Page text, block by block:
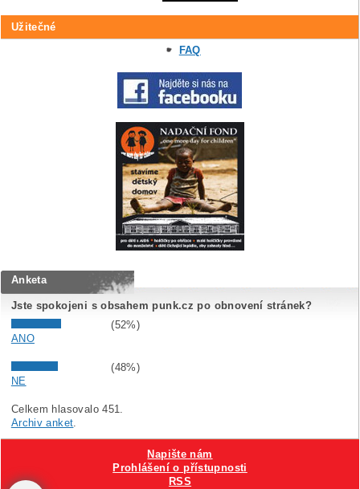
Užitečné
FAQ
Anketa
Jste spokojeni s obsahem punk.cz po obnovení stránek?
(52%)
ANO
(48%)
NE
Celkem hlasovalo 451.
Archiv anket
Napište nám
Prohlášení o přístupnosti
RSS